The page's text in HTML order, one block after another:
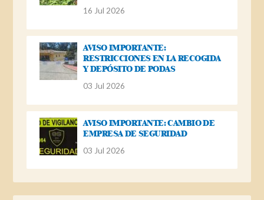
16 Jul 2026
AVISO IMPORTANTE:
RESTRICCIONES EN LA RECOGIDA
Y DEPÓSITO DE PODAS
03 Jul 2026
AVISO IMPORTANTE: CAMBIO DE
EMPRESA DE SEGURIDAD
03 Jul 2026